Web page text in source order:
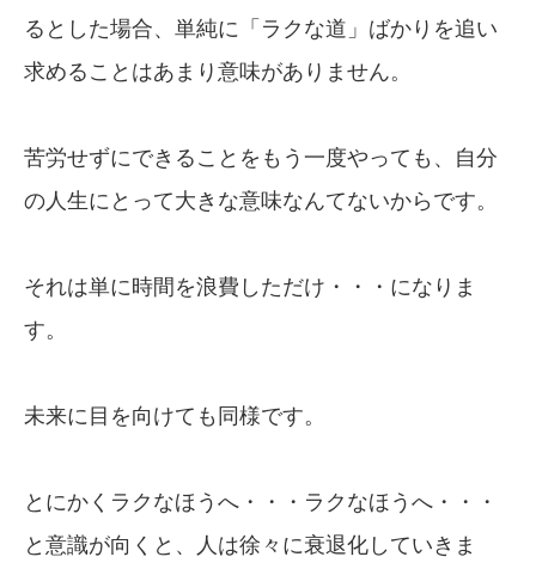
るとした場合、単純に「ラクな道」ばかりを追い
求めることはあまり意味がありません。
苦労せずにできることをもう一度やっても、自分
の人生にとって大きな意味なんてないからです。
それは単に時間を浪費しただけ・・・になりま
す。
未来に目を向けても同様です。
とにかくラクなほうへ・・・ラクなほうへ・・・
と意識が向くと、人は徐々に衰退化していきま